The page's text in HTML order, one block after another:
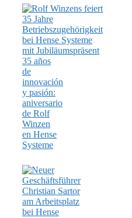
35 años
de
innovación
y pasión:
aniversario
de Rolf
Winzen
en Hense
Systeme